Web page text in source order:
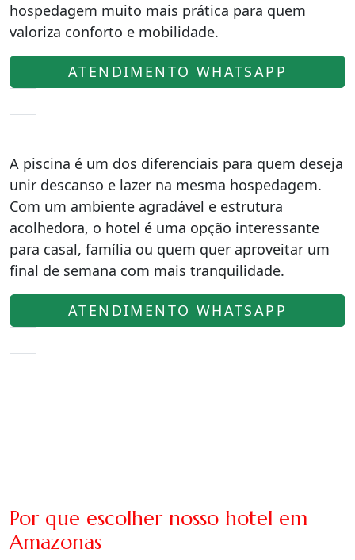
hospedagem muito mais prática para quem
valoriza conforto e mobilidade.
ATENDIMENTO WHATSAPP
A piscina é um dos diferenciais para quem deseja
unir descanso e lazer na mesma hospedagem.
Com um ambiente agradável e estrutura
acolhedora, o hotel é uma opção interessante
para casal, família ou quem quer aproveitar um
final de semana com mais tranquilidade.
ATENDIMENTO WHATSAPP
Por que escolher nosso hotel em
Amazonas